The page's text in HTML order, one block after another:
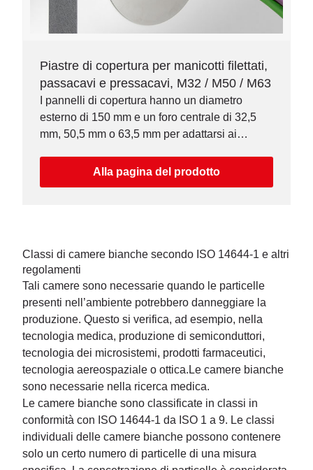
Piastre di copertura per manicotti filettati,
passacavi e pressacavi, M32 / M50 / M63
I pannelli di copertura hanno un diametro
esterno di 150 mm e un foro centrale di 32,5
mm, 50,5 mm o 63,5 mm per adattarsi ai
Alla pagina del prodotto
Classi di camere bianche secondo ISO 14644-1 e altri
regolamenti
Tali camere sono necessarie quando le particelle
presenti nell’ambiente potrebbero danneggiare la
produzione. Questo si verifica, ad esempio, nella
tecnologia medica, produzione di semiconduttori,
tecnologia dei microsistemi, prodotti farmaceutici,
tecnologia aereospaziale o ottica.Le camere bianche
sono necessarie nella ricerca medica.
Le camere bianche sono classificate in classi in
conformità con ISO 14644-1 da ISO 1 a 9. Le classi
individuali delle camere bianche possono contenere
solo un certo numero di particelle di una misura